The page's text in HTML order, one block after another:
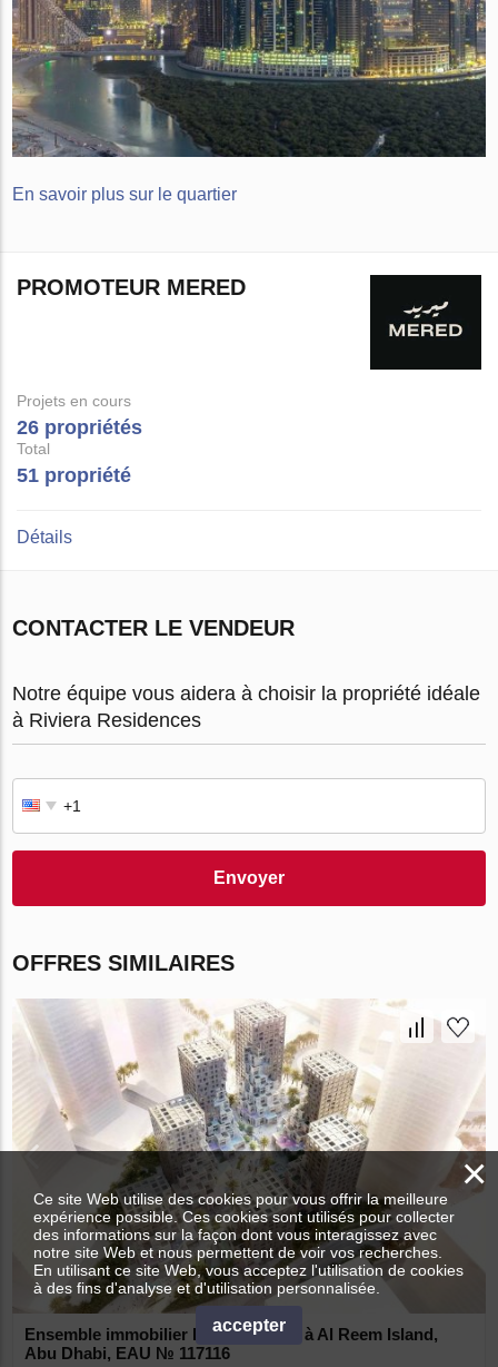
En savoir plus sur le quartier
PROMOTEUR MERED
Projets en cours
26 propriétés
Total
51 propriété
Détails
CONTACTER LE VENDEUR
Notre équipe vous aidera à choisir la propriété idéale
à Riviera Residences
Envoyer
OFFRES SIMILAIRES
Ensemble immobilier IMKAN PIXEL à Al Reem Island,
Abu Dhabi, EAU № 117116
×
Ce site Web utilise des cookies pour vous offrir la meilleure
expérience possible. Ces cookies sont utilisés pour collecter
des informations sur la façon dont vous interagissez avec
notre site Web et nous permettent de voir vos recherches.
En utilisant ce site Web, vous acceptez l'utilisation de cookies
à des fins d'analyse et d'utilisation personnalisée.
accepter